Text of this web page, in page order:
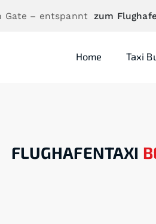
Gate – entspannt zum
Home Taxi
FLUGHAFENTAXI